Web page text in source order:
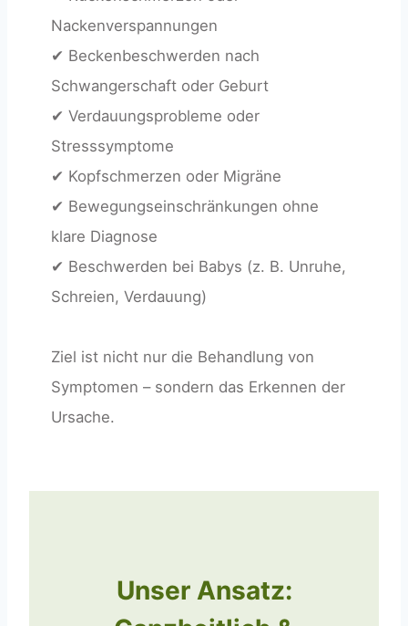
Nackenverspannungen
✔ Beckenbeschwerden nach
Schwangerschaft oder Geburt
✔ Verdauungsprobleme oder
Stresssymptome
✔ Kopfschmerzen oder Migräne
✔ Bewegungseinschränkungen ohne
klare Diagnose
✔ Beschwerden bei Babys (z. B. Unruhe,
Schreien, Verdauung)
Ziel ist nicht nur die Behandlung von
Symptomen – sondern das Erkennen der
Ursache.
Unser Ansatz: